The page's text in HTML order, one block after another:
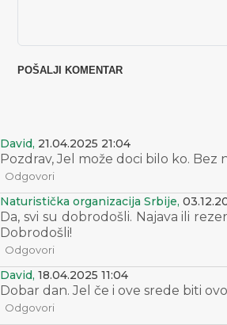
David, 21.04.2025 21:04
Pozdrav, Jel može doci bilo ko. Bez
Odgovori
Naturistička organizacija Srbije,
Da, svi su dobrodošli. Najava ili
Dobrodošli!
Odgovori
David, 18.04.2025 11:04
Dobar dan. Jel če i ove srede biti
Odgovori